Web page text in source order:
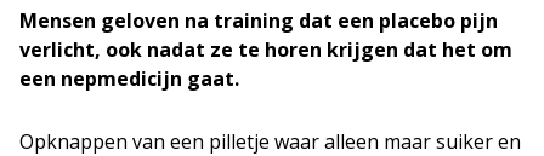
Mensen geloven na training dat een placebo pijn
verlicht, ook nadat ze te horen krijgen dat het om
een nepmedicijn gaat.
Opknappen van een pilletje waar alleen maar suiker en